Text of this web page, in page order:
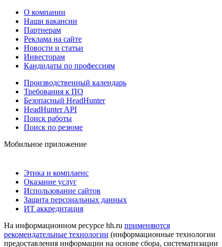
О компании
Наши вакансии
Партнерам
Реклама на сайте
Новости и статьи
Инвесторам
Кандидаты по профессиям
Производственный календарь
Требования к ПО
Безопасный HeadHunter
HeadHunter API
Поиск работы
Поиск по резюме
Мобильное приложение
Этика и комплаенс
Оказание услуг
Использование сайтов
Защита персональных данных
ИТ аккредитация
На информационном ресурсе hh.ru применяются
рекомендательные технологии (информационные технологии
предоставления информации на основе сбора, систематизации